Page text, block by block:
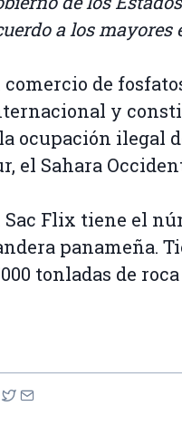
a los mayores
comercio de
y
ocupación ilegal
el Sahara
Sac Flix tiene el
panameña.
tonladas de